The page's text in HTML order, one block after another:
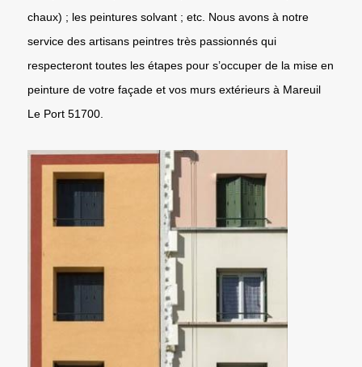
chaux) ; les peintures solvant ; etc. Nous avons à notre
service des artisans peintres très passionnés qui
respecteront toutes les étapes pour s’occuper de la mise en
peinture de votre façade et vos murs extérieurs à Mareuil
Le Port 51700.